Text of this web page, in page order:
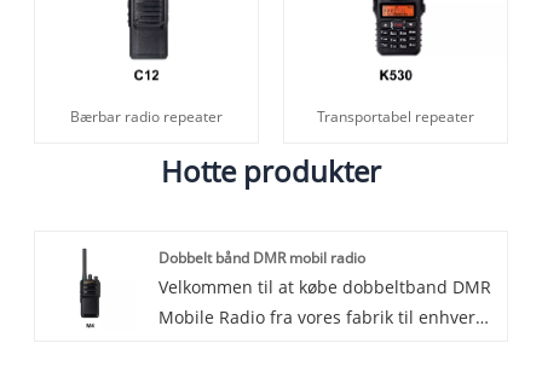
Bærbar radio repeater Transportabel repeater
Hotte produkter
Dobbelt bånd DMR mobil radio
Velkommen til at købe dobbeltband DMR
Mobile Radio fra vores fabrik til enhver